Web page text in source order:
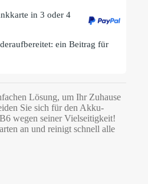
in 3 oder 4
ein Beitrag für
Lösung, um Ihr Zuhause
Sie sich für den Akku-
wegen seiner Vielseitigkeit!
an und reinigt schnell alle